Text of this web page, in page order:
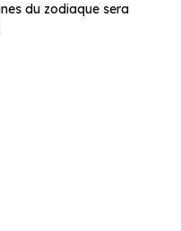
du zodiaque sera